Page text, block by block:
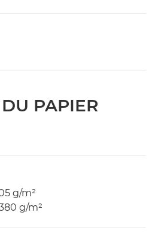
PAPIER
g/m²
g/m²